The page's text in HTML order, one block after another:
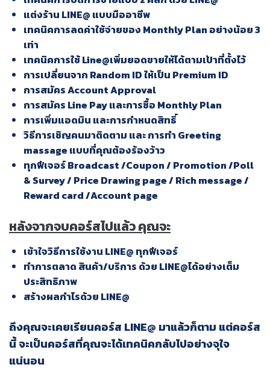
แต่งร้าน LINE@ แบบมืออาชีพ
เทคนิคการลดค่าใช้จ่ายของ Monthly Plan อย่างน้อย 3
เท่า
เทคนิคการใช้ Line@เพิ่มยอดขายให้ได้ตามเป้าที่ตั้งไว้
การเปลี่ยนจาก Random ID ให้เป็น Premium ID
การสมัคร Account Approval
การสมัคร Line Pay และการซื้อ Monthly Plan
การเพิ่มแอดมิน และการกำหนดสิทธิ์
วิธีการเชิญคนมาติดตาม และ การทำ Greeting
massage แบบที่คุณต้องร้องว้าว
ทุกฟีเจอร์ Broadcast /Coupon / Promotion /Poll
& Survey / Price Drawing page / Rich message /
Reward card /Account page
หลังจากจบคอร์สไปแล้ว คุณจะ
เข้าใจวิธีการใช้งาน LINE@ ทุกฟีเจอร์
ทำการตลาด สินค้า/บริการ ด้วย LINE@ได้อย่างเต็ม
ประสิทธิภาพ
สร้างผลกำไรด้วย LINE@
ถึงคุณจะเคยเรียนคอร์ส LINE@ มาแล้วก็ตาม แต่คอร์ส
นี้ จะเป็นคอร์สที่คุณจะได้เทคนิคกลับไปอย่างจุใจ
แน่นอน